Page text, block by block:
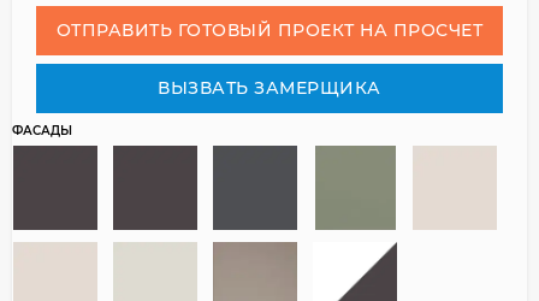
ОТПРАВИТЬ ГОТОВЫЙ ПРОЕКТ НА ПРОСЧЕТ
ВЫЗВАТЬ ЗАМЕРЩИКА
ФАСАДЫ